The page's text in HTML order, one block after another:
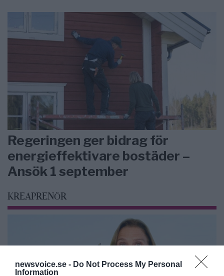
newsvoice.se - Do Not Process My Personal
Information
Regeringen ger bidrag för
energieffektivare bostäder –
Ansök 1 september
KREAPRENÖR